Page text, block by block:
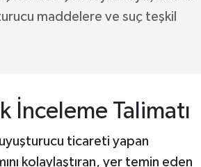
maddelere ve suç teşkil
İnceleme Talimatı
uyuşturucu ticareti yapan
kolaylaştıran, yer temin eden